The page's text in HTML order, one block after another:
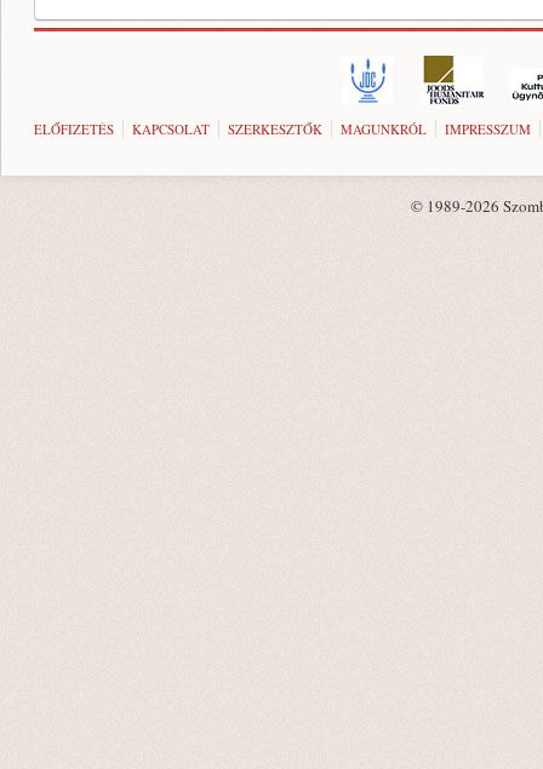
ELŐFIZETÉS KAPCSOLAT SZERKESZTŐK MAGUNKRÓL IMPRESSZUM
© 1989-2026